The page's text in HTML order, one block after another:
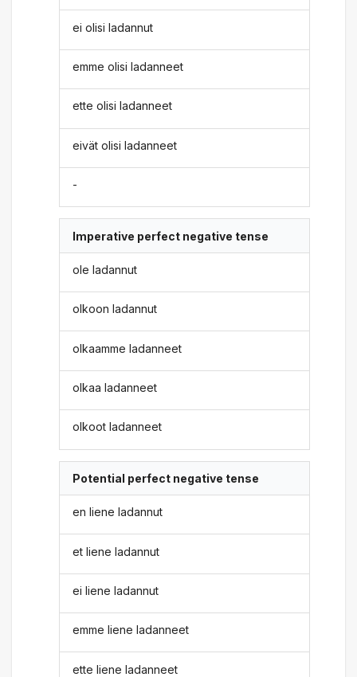
ei olisi ladannut
emme olisi ladanneet
ette olisi ladanneet
eivät olisi ladanneet
-
Imperative perfect negative tense
ole ladannut
olkoon ladannut
olkaamme ladanneet
olkaa ladanneet
olkoot ladanneet
Potential perfect negative tense
en liene ladannut
et liene ladannut
ei liene ladannut
emme liene ladanneet
ette liene ladanneet